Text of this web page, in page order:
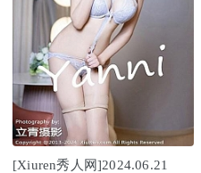
[Xiuren秀人网]2024.06.21